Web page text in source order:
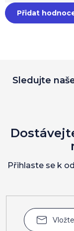
Přidat
Sledujte
Přihlaste se k